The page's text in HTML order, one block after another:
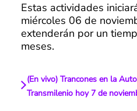
Estas actividades
miércoles 06 de
extenderán por un
meses.
(En vivo) Trancones en la
Transmilenio hoy 7 de